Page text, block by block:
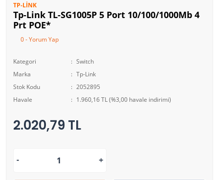
TP-LINK
Tp-Link TL-SG1005P 5 Port 10/100/1000Mb 4
Prt POE*
0 - Yorum Yap
Kategori
Switch
Marka
Tp-Link
Stok Kodu
2052895
Havale
1.960,16 TL (%3,00 havale indirimi)
2.020,79 TL